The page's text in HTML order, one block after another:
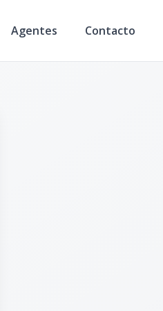
Agentes Contacto